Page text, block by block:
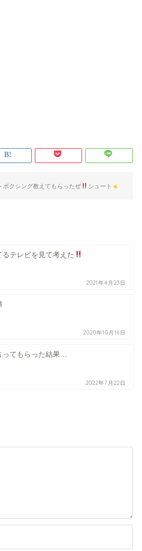
ボクシング教えてもらったぜ シュート
るテレビを見て考えた
2021年4月23日
2020年10月16日
ってもらった結果…
2022年7月22日